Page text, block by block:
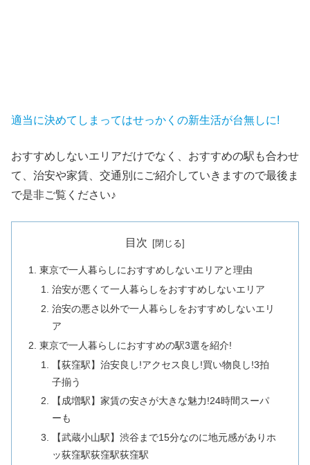
適当に決めてしまってはせっかくの新生活が台無しに!
おすすめしないエリアだけでなく、おすすめの駅も合わせ
て、治安や家賃、交通別にご紹介していきますので最後ま
で是非ご覧ください♪
目次
東京で一人暮らしにおすすめしないエリアと理由
治安が悪くて一人暮らしをおすすめしないエリア
治安の悪さ以外で一人暮らしをおすすめしないエリ
ア
東京で一人暮らしにおすすめの駅3選を紹介!
【荻窪駅】治安良し!アクセス良し!買い物良し!3拍
子揃う
【成増駅】家賃の安さが大きな魅力!24時間スーパ
ーも
【武蔵小山駅】渋谷まで15分なのに地元感がありホ
ッ荻窪駅荻窪駅荻窪駅